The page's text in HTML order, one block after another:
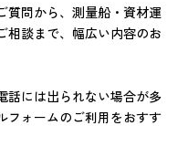
質問から、測量船・資材運
相談まで、幅広い内容のお
話には出られない場合が多
フォームのご利用をおすす